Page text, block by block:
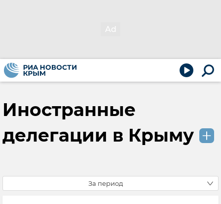
Иностранные
делегации в Крыму
За период